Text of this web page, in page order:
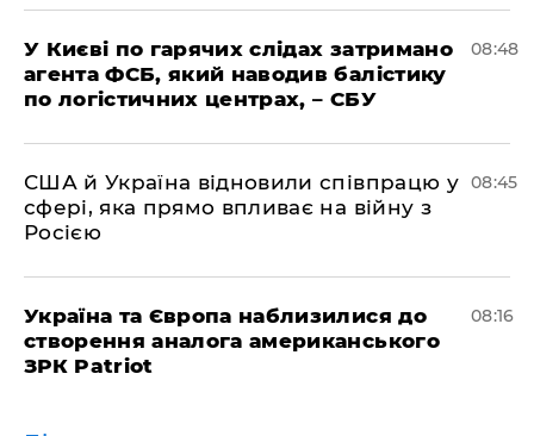
У Києві по гарячих слідах затримано
агента ФСБ, який наводив балістику
по логістичних центрах, – СБУ
08:48
США й Україна відновили співпрацю у
сфері, яка прямо впливає на війну з
Росією
08:45
Україна та Європа наблизилися до
створення аналога американського
ЗРК Patriot
08:16